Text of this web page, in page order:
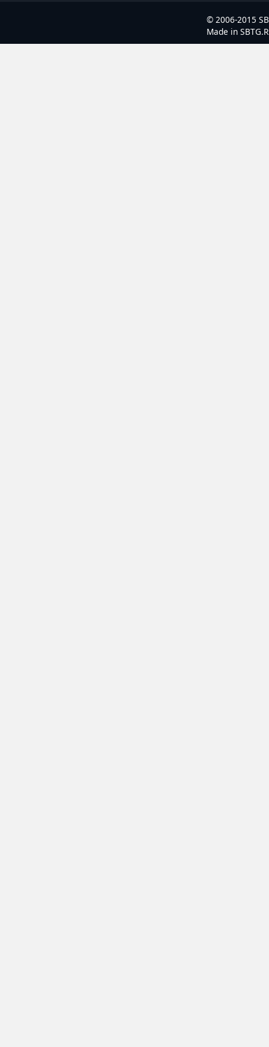
© 2006-2015
Made in